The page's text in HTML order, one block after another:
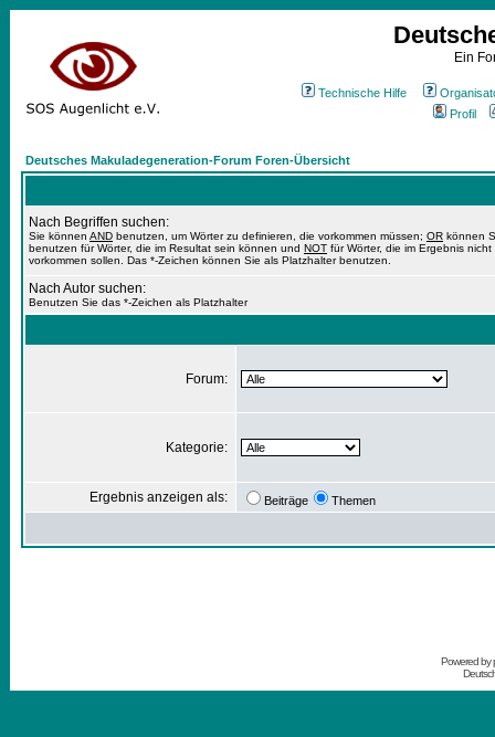
Ein
Technische Hilfe
Profil
Deutsches Makuladegeneration-Forum Foren-Übersicht
Nach Begriffen suchen:
Sie können AND benutzen, um Wörter zu definieren, die vorkommen müssen; OR können
benutzen für Wörter, die im Resultat sein können und NOT für Wörter, die im Ergebnis nicht
vorkommen sollen. Das *-Zeichen können Sie als Platzhalter benutzen.
Nach Autor suchen:
Benutzen Sie das *-Zeichen als Platzhalter
Forum:
Kategorie:
Ergebnis anzeigen als: Beiträge Themen
Powered by